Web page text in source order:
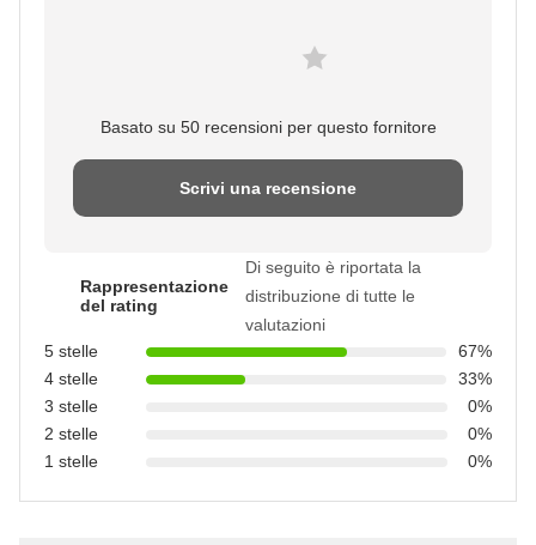
Basato su 50 recensioni per questo fornitore
Scrivi una recensione
Rappresentazione
del rating
Di seguito è riportata la
distribuzione di tutte le
valutazioni
5 stelle
67%
4 stelle
33%
3 stelle
0%
2 stelle
0%
1 stelle
0%